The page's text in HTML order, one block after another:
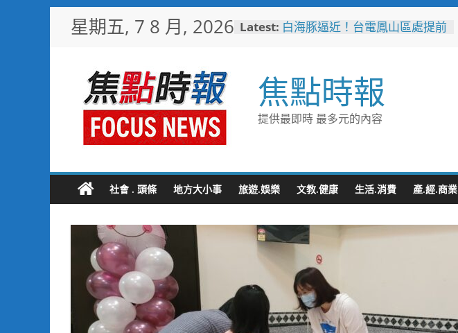
星期五, 7 8 月, 2026 Latest: 白海豚逼近！台電鳳山區處提前
利局:請用路人減速慢行
短影音行銷是什麼？2026 平台
比較、優缺點與電商變現全攻略
曾國城、王心凌、Roland 私下
戰火無情約旦母女護照卡關 移
民官有情一路陪伴化解危機
焦點時報
提供最即時 最多元的內容
社會 . 頭條 地方大小事 旅遊.娛樂 文教.健康 生活.消費 產.經.商業